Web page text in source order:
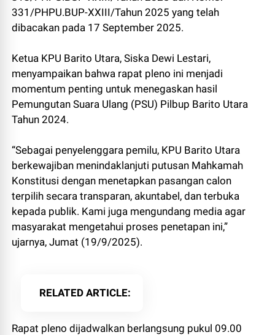
331/PHPU.BUP-XXIII/Tahun 2025 yang telah
dibacakan pada 17 September 2025.
Ketua KPU Barito Utara, Siska Dewi Lestari,
menyampaikan bahwa rapat pleno ini menjadi
momentum penting untuk menegaskan hasil
Pemungutan Suara Ulang (PSU) Pilbup Barito Utara
Tahun 2024.
“Sebagai penyelenggara pemilu, KPU Barito Utara
berkewajiban menindaklanjuti putusan Mahkamah
Konstitusi dengan menetapkan pasangan calon
terpilih secara transparan, akuntabel, dan terbuka
kepada publik. Kami juga mengundang media agar
masyarakat mengetahui proses penetapan ini,”
ujarnya, Jumat (19/9/2025).
RELATED ARTICLE
Rapat pleno dijadwalkan berlangsung pukul 09.00